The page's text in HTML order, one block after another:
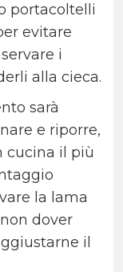
portacoltelli
evitare
i
alla cieca.
sarà
e riporre,
cucina il più
la lama
dover
il